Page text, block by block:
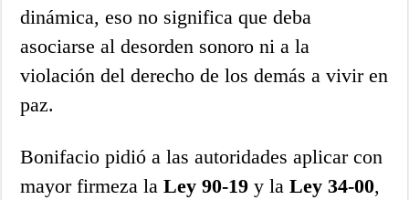
dinámica, eso no significa que deba
asociarse al desorden sonoro ni a la
violación del derecho de los demás a vivir en
paz.
Bonifacio pidió a las autoridades aplicar con
mayor firmeza laLey 90-19 y laLey 34-00,